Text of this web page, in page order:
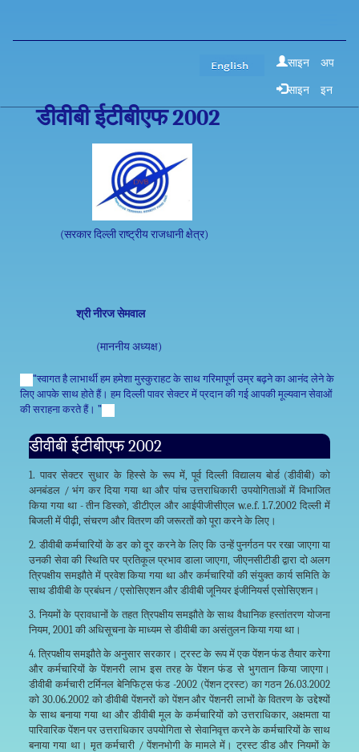
साइन अप
साइन इन
डीवीबी ईटीबीएफ 2002
(सरकार दिल्ली राष्ट्रीय राजधानी क्षेत्र)
श्री नीरज सेमवाल
(माननीय अध्यक्ष)
“स्वागत है लाभार्थी हम हमेशा मुस्कुराहट के साथ गरिमापूर्ण उम्र बढ़ने का आनंद लेने के
लिए आपके साथ होते हैं। हम दिल्ली पावर सेक्टर में प्रदान की गई आपकी मूल्यवान सेवाओं
की सराहना करते हैं। ”
डीवीबी ईटीबीएफ 2002
1. पावर सेक्टर सुधार के हिस्से के रूप में, पूर्व दिल्ली विद्यालय बोर्ड (डीवीबी) को
अनबंडल / भंग कर दिया गया था और पांच उत्तराधिकारी उपयोगिताओं में विभाजित
किया गया था - तीन डिस्को, डीटीएल और आईपीजीसीएल w.e.f. 1.7.2002 दिल्ली में
बिजली में पीढ़ी, संचरण और वितरण की जरूरतों को पूरा करने के लिए।
2. डीवीबी कर्मचारियों के डर को दूर करने के लिए कि उन्हें पुनर्गठन पर रखा जाएगा या
उनकी सेवा की स्थिति पर प्रतिकूल प्रभाव डाला जाएगा, जीएनसीटीडी द्वारा दो अलग
त्रिपक्षीय समझौते में प्रवेश किया गया था और कर्मचारियों की संयुक्त कार्य समिति के
साथ डीवीबी के प्रबंधन / एसोसिएशन और डीवीबी जूनियर इंजीनियर्स एसोसिएशन।
3. नियमों के प्रावधानों के तहत त्रिपक्षीय समझौते के साथ वैधानिक हस्तांतरण योजना
नियम, 2001 की अधिसूचना के माध्यम से डीवीबी का असंतुलन किया गया था।
4. त्रिपक्षीय समझौते के अनुसार सरकार। ट्रस्ट के रूप में एक पेंशन फंड तैयार करेगा
और कर्मचारियों के पेंशनरी लाभ इस तरह के पेंशन फंड से भुगतान किया जाएगा।
डीवीबी कर्मचारी टर्मिनल बेनिफिट्स फंड -2002 (पेंशन ट्रस्ट) का गठन 26.03.2002
को 30.06.2002 को डीवीबी पेंशनरों को पेंशन और पेंशनरी लाभों के वितरण के उद्देश्यों
के साथ बनाया गया था और डीवीबी मूल के कर्मचारियों को उत्तराधिकार, अक्षमता या
पारिवारिक पेंशन पर उत्तराधिकार उपयोगिता से सेवानिवृत्त करने के कर्मचारियों के साथ
बनाया गया था। मृत कर्मचारी / पेंशनभोगी के मामले में। ट्रस्ट डीड और नियमों के